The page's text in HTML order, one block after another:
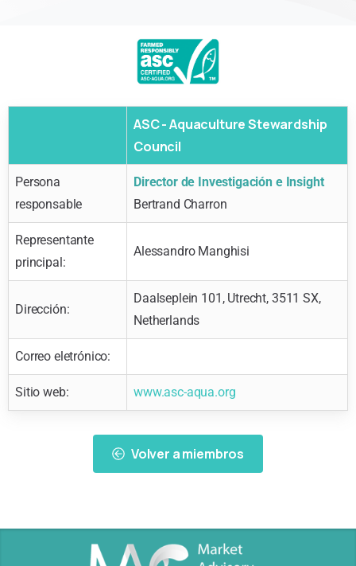
ASC - Aquaculture Stewardship
Council
Persona
responsable
Director de Investigación e Insight
Bertrand Charron
Representante
principal:
Alessandro Manghisi
Dirección:
Daalseplein 101, Utrecht, 3511 SX,
Netherlands
Correo eletrónico:
Sitio web: www.asc-aqua.org
Volver a miembros